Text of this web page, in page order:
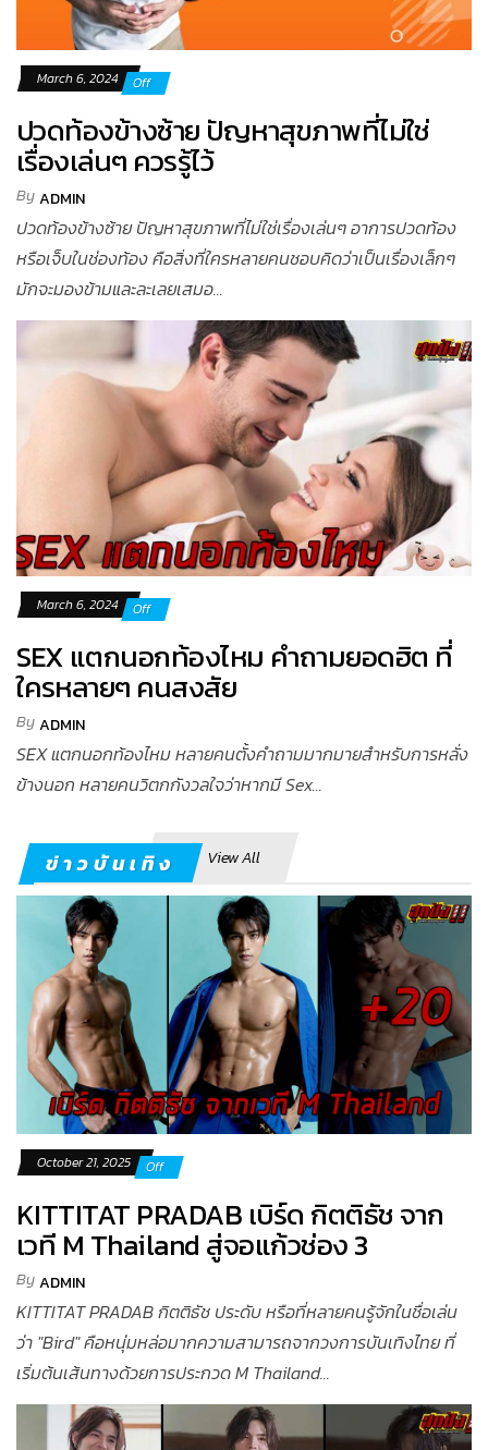
March 6, 2024 Off
ปวดท้องข้างซ้าย ปัญหาสุขภาพที่ไม่ใช่
เรื่องเล่นๆ ควรรู้ไว้
ByADMIN
ปวดท้องข้างซ้าย ปัญหาสุขภาพที่ไม่ใช่เรื่องเล่นๆ อาการปวดท้อง
หรือเจ็บในช่องท้อง คือสิ่งที่ใครหลายคนชอบคิดว่าเป็นเรื่องเล็กๆ
มักจะมองข้ามและละเลยเสมอ...
March 6, 2024 Off
SEX แตกนอกท้องไหม คำถามยอดฮิต ที่
ใครหลายๆ คนสงสัย
ByADMIN
SEX แตกนอกท้องไหม หลายคนตั้งคำถามมากมายสำหรับการหลั่ง
ข้างนอก หลายคนวิตกกังวลใจว่าหากมี Sex...
ข่าวบันเทิง View All
October 21, 2025 Off
KITTITAT PRADAB เบิร์ด กิตติธัช จาก
เวที M Thailand สู่จอแก้วช่อง 3
ByADMIN
KITTITAT PRADAB กิตติธัช ประดับ หรือที่หลายคนรู้จักในชื่อเล่น
ว่า "Bird" คือหนุ่มหล่อมากความสามารถจากวงการบันเทิงไทย ที่
เริ่มต้นเส้นทางด้วยการประกวด M Thailand...